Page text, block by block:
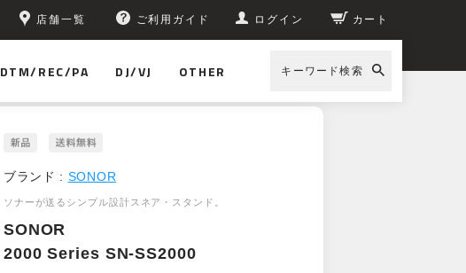
店舗一覧 ご利用ガイド ログイン カート
DTM/REC/PA DJ/VJ OTHER キーワード検索
ブランド : SONOR
ソナーが送るシンプル設計スネア・スタンド。
SONOR
2000 Series SN-SS2000